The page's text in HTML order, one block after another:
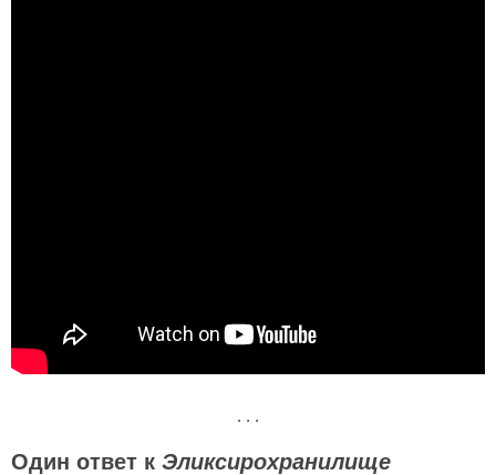
. . .
Один ответ к Эликсирохранилище